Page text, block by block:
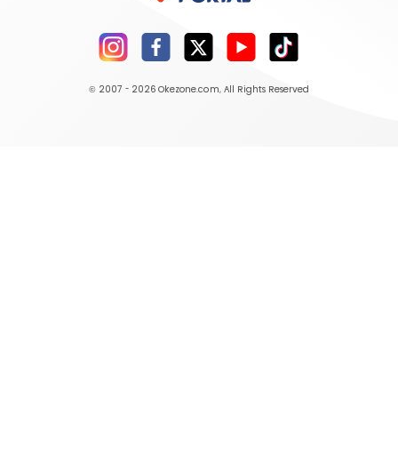
© 2007 - 2026 Okezone.com, All Rights Reserved